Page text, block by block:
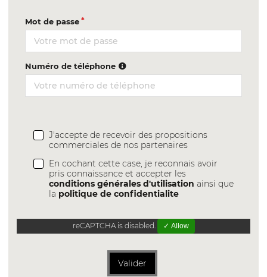
Mot de passe
Numéro de téléphone
J'accepte de recevoir des propositions
commerciales de nos partenaires
En cochant cette case, je reconnais avoir
pris connaissance et accepter les
conditions générales d'utilisation ainsi que
la politique de confidentialite
reCAPTCHA is disabled. ✓ Allow
Valider